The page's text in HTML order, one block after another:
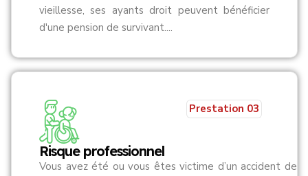
vieillesse, ses ayants droit peuvent bénéficier
d'une pension de survivant....
Prestation 03
Risque professionnel
Vous avez été ou vous êtes victime d’un accident de